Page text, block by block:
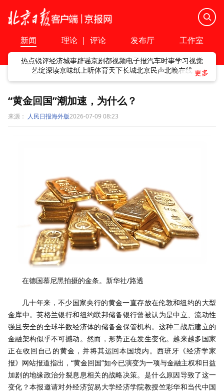
新闻 理论 | 评论 发布厅 工作室
热点锐评经济城事辟谣京剧都视频电子报汽车时事学习视觉
艺绽深读京味纸上听体育天下长城北京民声北晚在线
“黄金回国”潮加速，为什么？
来源： 人民日报海外版2026-07-09 08:23
在德国慕尼黑拍摄的金条。新华社/路透
几十年来，不少国家央行的黄金一直存放在伦敦和纽约的大型
金库中。英格兰银行和纽约联邦储备银行曾被认为是中立、流动性
强且安全的全球半数经济体的储备金保管机构。这种二战后建立的
金融架构似乎不可撼动。然而，形势正在发生变化。越来越多国家
正在收回自己的黄金，并将其运回本国境内。西班牙《经济学家
报》网站报道指出，“黄金回国”如今已演变为一项与金融主权和日益
加剧的地缘政治分裂息息相关的战略决策。是什么原因导致了这一
变化？本报邀请对外经济贸易大学经济学院教授竺彩华和当代中国